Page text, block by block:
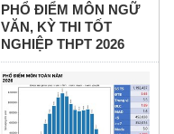
PHỔ ĐIỂM MÔN NGỮ
VĂN, KỲ THI TỐT
NGHIỆP THPT 2026